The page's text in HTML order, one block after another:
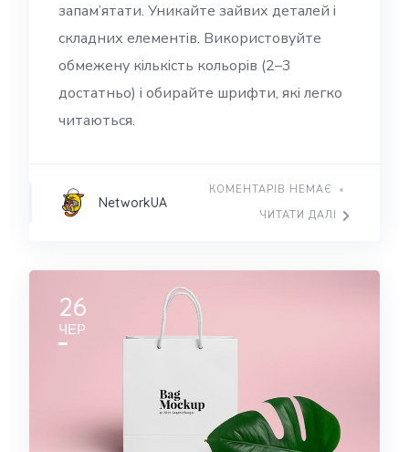
запам’ятати. Уникайте зайвих деталей і
складних елементів. Використовуйте
обмежену кількість кольорів (2–3
достатньо) і обирайте шрифти, які легко
читаються.
NetworkUA
КОМЕНТАРІВ НЕМАЄ
ЧИТАТИ ДАЛІ
26
ЧЕР